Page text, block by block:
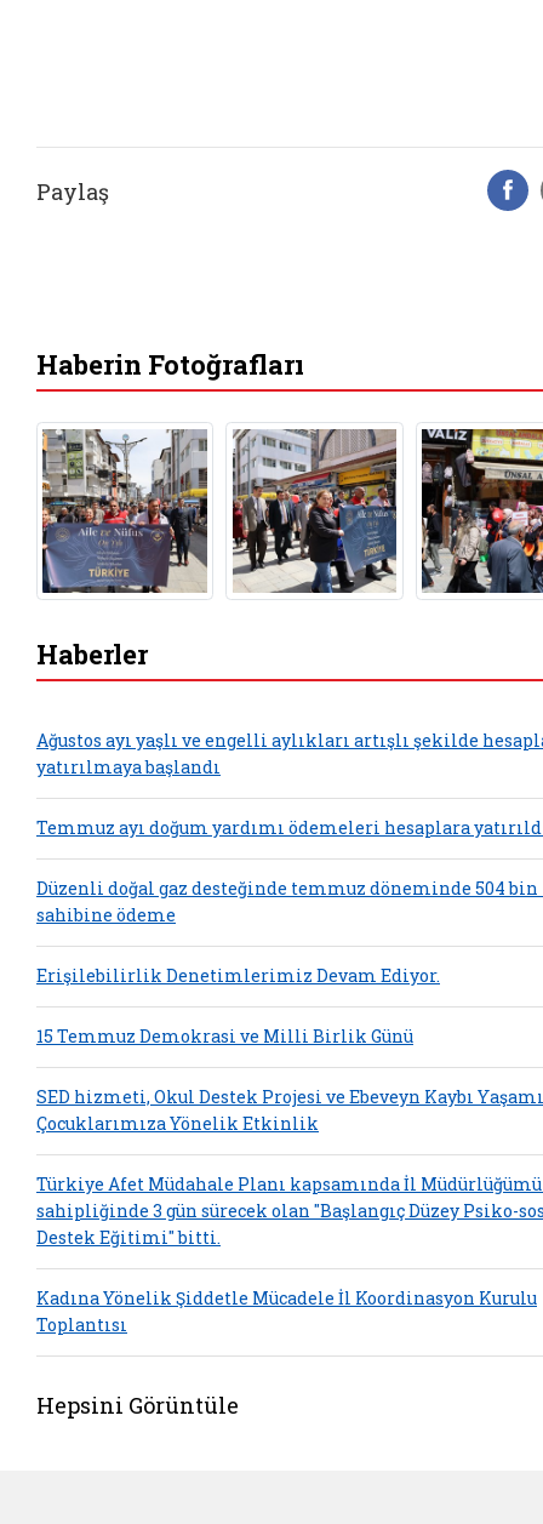
Paylaş
Haberin Fotoğrafları
Haberler
Ağustos ayı yaşlı ve engelli aylıkları artışlı şekilde
yatırılmaya başlandı
Temmuz ayı doğum yardımı ödemeleri hesaplara
Düzenli doğal gaz desteğinde temmuz döneminde 504
sahibine ödeme
Erişilebilirlik Denetimlerimiz Devam Ediyor.
15 Temmuz Demokrasi ve Milli Birlik Günü
SED hizmeti, Okul Destek Projesi ve Ebeveyn Kaybı
Çocuklarımıza Yönelik Etkinlik
Türkiye Afet Müdahale Planı kapsamında İl
sahipliğinde 3 gün sürecek olan "Başlangıç Düzey Psiko-
Destek Eğitimi" bitti.
Kadına Yönelik Şiddetle Mücadele İl Koordinasyon Kurulu
Toplantısı
Hepsini Görüntüle